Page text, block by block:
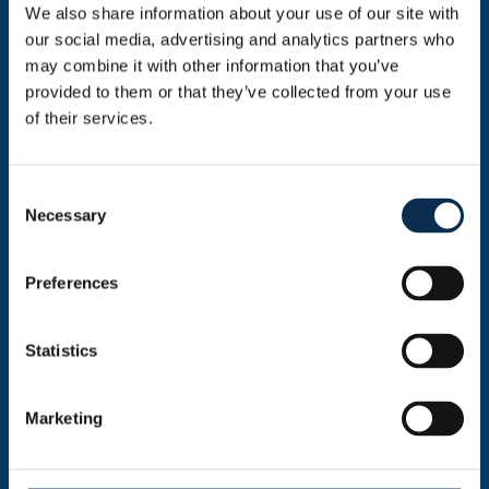
We also share information about your use of our site with
our social media, advertising and analytics partners who
may combine it with other information that you’ve
provided to them or that they’ve collected from your use
of their services.
Selection
Necessary
Preferences
Statistics
Marketing
Our Social Game Plan
Being an open and inclusive club We strive to be
and valued, a club that reflects the richness of